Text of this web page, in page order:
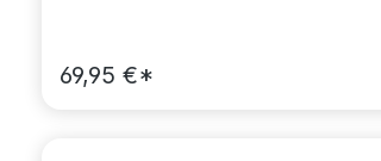
69,95 €*